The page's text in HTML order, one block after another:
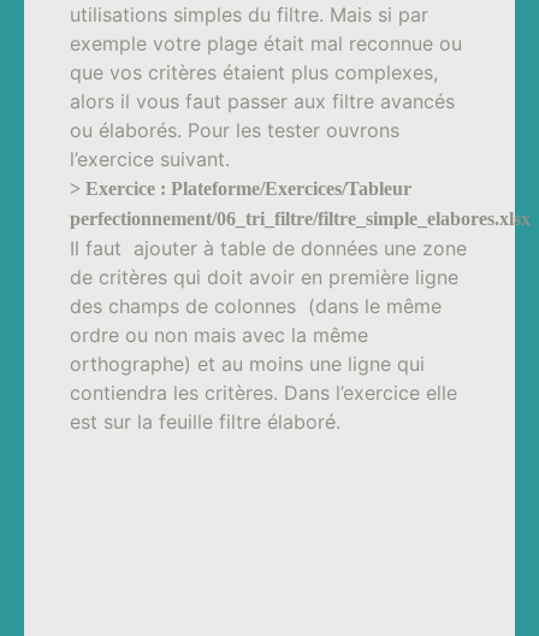
utilisations simples du filtre. Mais si par
exemple votre plage était mal reconnue ou
que vos critères étaient plus complexes,
alors il vous faut passer aux filtre avancés
ou élaborés. Pour les tester ouvrons
l’exercice suivant.
> Exercice : Plateforme/Exercices/Tableur
perfectionnement/06_tri_filtre/filtre_simple_elabores.xlsx
Il faut ajouter à table de données une zone
de critères qui doit avoir en première ligne
des champs de colonnes (dans le même
ordre ou non mais avec la même
orthographe) et au moins une ligne qui
contiendra les critères. Dans l’exercice elle
est sur la feuille filtre élaboré.